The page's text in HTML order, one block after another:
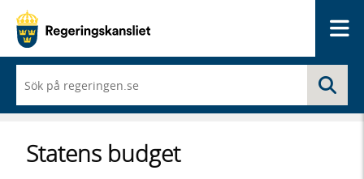
du
börjar
skriva
framträder
enStatens budget